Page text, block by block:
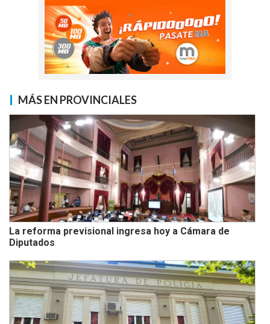
MÁS EN PROVINCIALES
La reforma previsional ingresa hoy a Cámara de
Diputados